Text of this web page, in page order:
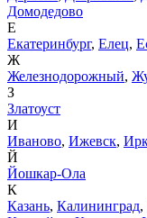
Домодедово
Е
Екатеринбург, Елец,
Ж
Железнодорожный,
З
Златоуст
И
Иваново, Ижевск,
Й
Йошкар-Ола
К
Казань, Калининград,